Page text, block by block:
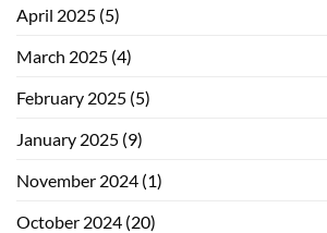
April 2025 (5)
March 2025 (4)
February 2025 (5)
January 2025 (9)
November 2024 (1)
October 2024 (20)